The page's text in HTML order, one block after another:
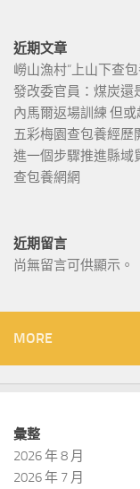
近期文章
嶗山漁村“上山下查
發改委官員：煤炭還
內馬爾返場訓練 但
五彩梅園查包養經歷
進一個步驟推進縣域
查包養網網
近期留言
尚無留言可供顯示。
MORE
彙整
2026 年 8 月
2026 年 7 月